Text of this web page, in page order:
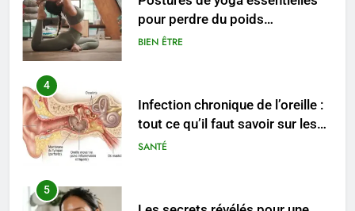
rapidement et durable
BIEN ÊTRE
4
tout ce qu’il faut savoir sur les
saignements
SANTÉ
5
peau éclatante grâce à The